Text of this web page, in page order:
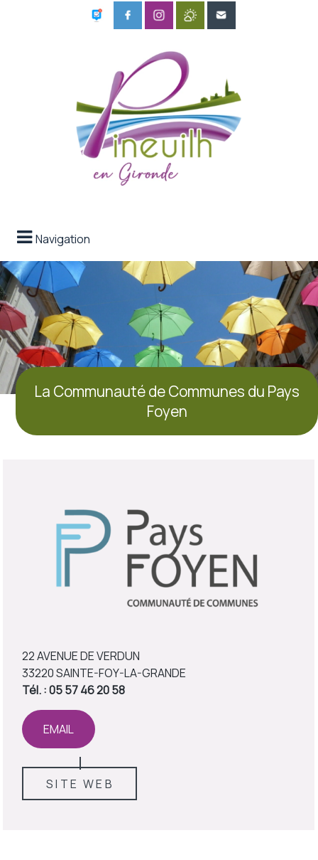
Navigation
La Communauté de Communes du Pays
Foyen
22 AVENUE DE VERDUN
33220 SAINTE-FOY-LA-GRANDE
Tél. : 05 57 46 20 58
EMAIL
SITE WEB